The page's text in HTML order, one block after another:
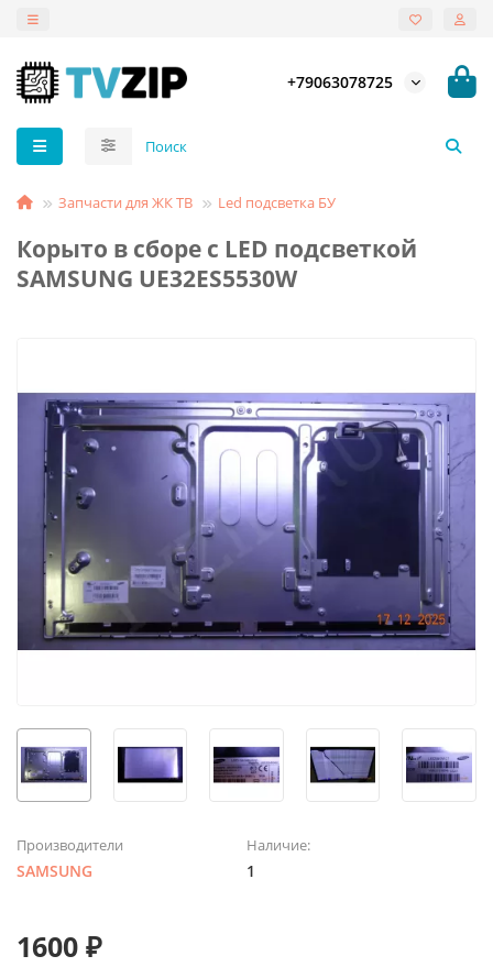
+79063078725
Запчасти для ЖК ТВ Led подсветка БУ
Корыто в сборе с LED подсветкой
SAMSUNG UE32ES5530W
Производители
SAMSUNG
Наличие:
1
1600 ₽